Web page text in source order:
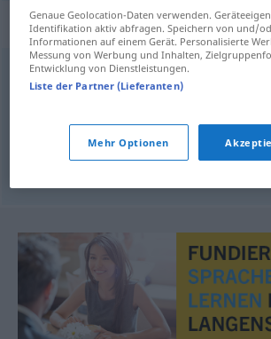
Synonyme für
mitgehen,(sich) anschließen
mitkommen
Genaue Geolocation-Daten verwenden.
Identifikation aktiv abfragen. Speichern von und/
Informationen auf einem Gerät. Personalisierte
Messung von Werbung und Inhalten,
Entwicklung von Dienstleistungen.
Liste der Partner (Lieferanten)
Mehr Optionen